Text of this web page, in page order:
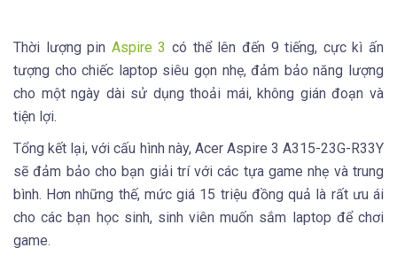
Thời lượng pin Aspire 3 có thể lên đến 9 tiếng, cực kì ấn
tượng cho chiếc laptop siêu gọn nhẹ, đảm bảo năng lượng
cho một ngày dài sử dụng thoải mái, không gián đoạn và
tiện lợi.
Tổng kết lại, với cấu hình này, Acer Aspire 3 A315-23G-R33Y
sẽ đảm bảo cho bạn giải trí với các tựa game nhẹ và trung
bình. Hơn những thế, mức giá 15 triệu đồng quả là rất ưu ái
cho các bạn học sinh, sinh viên muốn sắm laptop để chơi
game.